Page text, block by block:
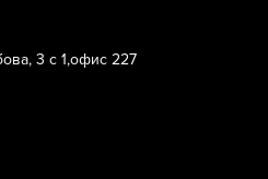
3 с 1,офис 227